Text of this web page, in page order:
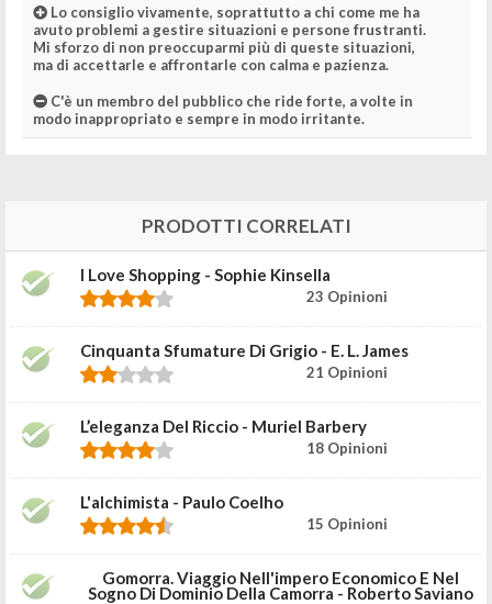
Lo consiglio vivamente, soprattutto a chi come me ha
avuto problemi a gestire situazioni e persone frustranti.
Mi sforzo di non preoccuparmi più di queste situazioni,
ma di accettarle e affrontarle con calma e pazienza.
C'è un membro del pubblico che ride forte, a volte in
modo inappropriato e sempre in modo irritante.
PRODOTTI CORRELATI
I Love Shopping - Sophie Kinsella
23 Opinioni
Cinquanta Sfumature Di Grigio - E. L. James
21 Opinioni
L’eleganza Del Riccio - Muriel Barbery
18 Opinioni
L'alchimista - Paulo Coelho
15 Opinioni
Gomorra. Viaggio Nell'impero Economico E Nel
Sogno Di Dominio Della Camorra - Roberto Saviano